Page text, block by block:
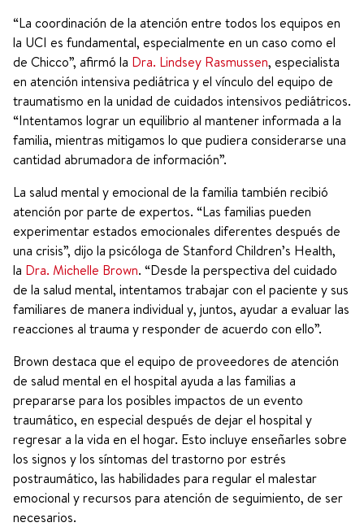
“La coordinación de la atención entre todos los equipos en
la UCI es fundamental, especialmente en un caso como el
de Chicco”, afirmó la Dra. Lindsey Rasmussen, especialista
en atención intensiva pediátrica y el vínculo del equipo de
traumatismo en la unidad de cuidados intensivos pediátricos.
“Intentamos lograr un equilibrio al mantener informada a la
familia, mientras mitigamos lo que pudiera considerarse una
cantidad abrumadora de información”.
La salud mental y emocional de la familia también recibió
atención por parte de expertos. “Las familias pueden
experimentar estados emocionales diferentes después de
una crisis”, dijo la psicóloga de Stanford Children’s Health,
la Dra. Michelle Brown. “Desde la perspectiva del cuidado
de la salud mental, intentamos trabajar con el paciente y sus
familiares de manera individual y, juntos, ayudar a evaluar las
reacciones al trauma y responder de acuerdo con ello”.
Brown destaca que el equipo de proveedores de atención
de salud mental en el hospital ayuda a las familias a
prepararse para los posibles impactos de un evento
traumático, en especial después de dejar el hospital y
regresar a la vida en el hogar. Esto incluye enseñarles sobre
los signos y los síntomas del trastorno por estrés
postraumático, las habilidades para regular el malestar
emocional y recursos para atención de seguimiento, de ser
necesarios.